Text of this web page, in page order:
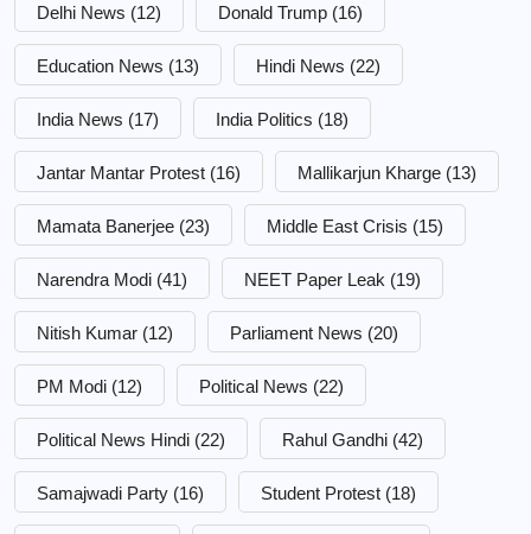
Delhi News (12) Donald Trump (16)
Education News (13) Hindi News (22)
India News (17) India Politics (18)
Jantar Mantar Protest (16) Mallikarjun Kharge (13)
Mamata Banerjee (23) Middle East Crisis (15)
Narendra Modi (41) NEET Paper Leak (19)
Nitish Kumar (12) Parliament News (20)
PM Modi (12) Political News (22)
Political News Hindi (22) Rahul Gandhi (42)
Samajwadi Party (16) Student Protest (18)